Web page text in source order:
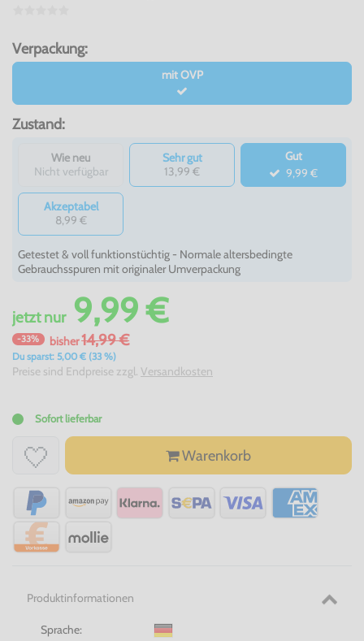
Verpackung:
mit OVP
Zustand:
Wie neu
Nicht verfügbar
Sehr gut
13,99 €
Gut
9,99 €
Akzeptabel
8,99 €
Getestet & voll funktionstüchtig - Normale altersbedingte
Gebrauchsspuren mit originaler Umverpackung
jetztnur9,99 €
-33% bisher14,99 €
Du sparst: 5,00 € (33 %)
Preise sind Endpreise zzgl. Versandkosten
Sofort lieferbar
Warenkorb
Produktinformationen
Sprache: